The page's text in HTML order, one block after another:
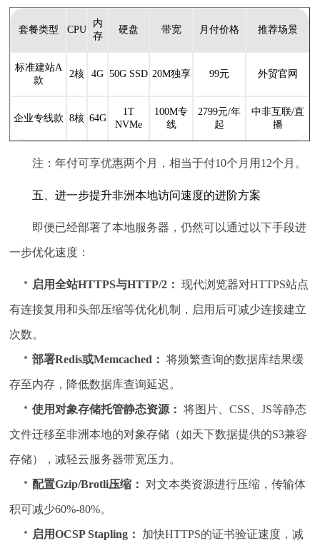
套餐类型 CPU
内
存
硬盘 带宽 月付价格 推荐场景
标准建站A
款
2核 4G 50G SSD 20M独享 99元 外贸官网
企业专线款 8核 64G
1T
NVMe
100M专
线
2799元/年
起
中非互联/直
播
注：年付可享优惠两个月，相当于付10个月用12个月。
五、进一步提升非洲本地访问速度的进阶方案
即便已经部署了本地服务器，仍然可以通过以下手段进
一步优化速度：
启用全站HTTPS与HTTP/2： 现代浏览器对HTTPS站点
有连接复用和头部压缩等优化机制，启用后可减少连接建立
次数。
部署Redis或Memcached： 将频繁查询的数据库结果缓
存至内存，降低数据库查询延迟。
使用对象存储托管静态资源： 将图片、CSS、JS等静态
文件迁移至非洲本地的对象存储（如天下数据提供的S3兼容
存储），减轻云服务器带宽压力。
配置Gzip/Brotli压缩： 对文本类资源进行压缩，传输体
积可减少60%-80%。
启用OCSP Stapling： 加快HTTPS的证书验证速度，减